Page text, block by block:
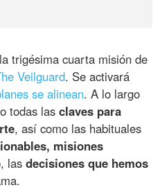
trigésima cuarta misión de
Veilguard. Se activará
se alinean. A lo largo
todas lasclaves para
, así como las habituales
misiones
lasdecisiones que hemos